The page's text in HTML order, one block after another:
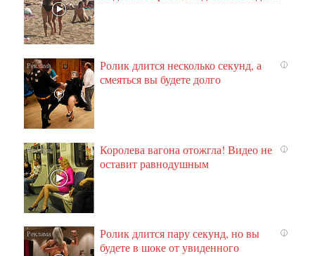
i
Ролик длится несколько секунд, а
смеяться вы будете долго
i
Королева вагона отожгла! Видео не
оставит равнодушным
i
Ролик длится пару секунд, но вы
будете в шоке от увиденного